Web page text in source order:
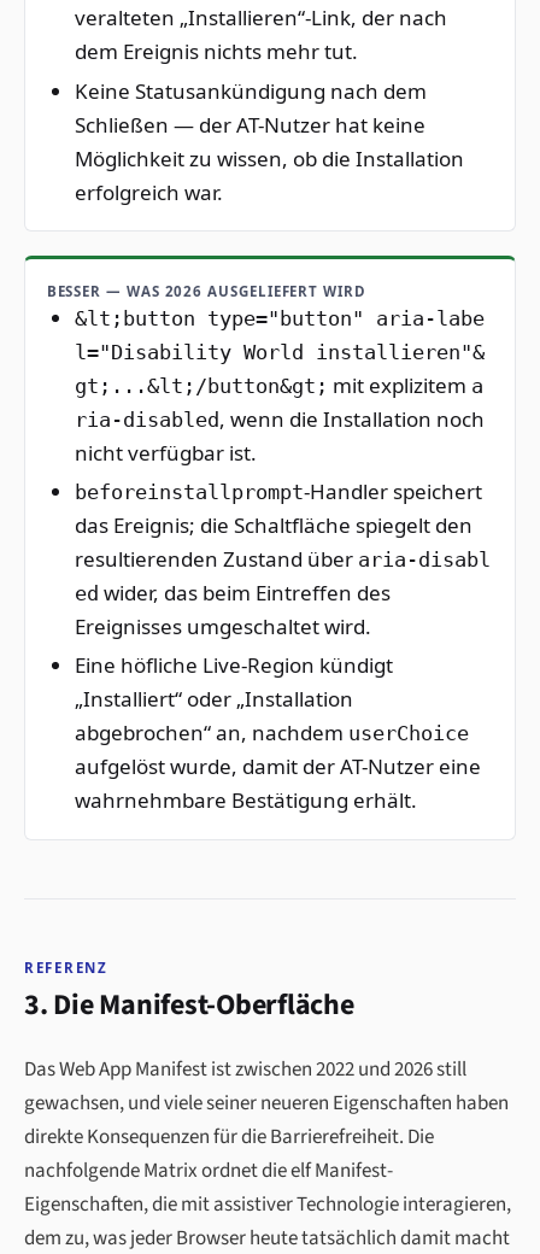
veralteten „Installieren“-Link, der nach
dem Ereignis nichts mehr tut.
Keine Statusankündigung nach dem
Schließen — der AT-Nutzer hat keine
Möglichkeit zu wissen, ob die Installation
erfolgreich war.
BESSER — WAS 2026 AUSGELIEFERT WIRD
&lt;button type="button" aria-labe
l="Disability World installieren"&
gt;...&lt;/button&gt; mit explizitem a
ria-disabled, wenn die Installation noch
nicht verfügbar ist.
beforeinstallprompt-Handler speichert
das Ereignis; die Schaltfläche spiegelt den
resultierenden Zustand über aria-disabl
ed wider, das beim Eintreffen des
Ereignisses umgeschaltet wird.
Eine höfliche Live-Region kündigt
„Installiert“ oder „Installation
abgebrochen“ an, nachdem userChoice
aufgelöst wurde, damit der AT-Nutzer eine
wahrnehmbare Bestätigung erhält.
REFERENZ
3. Die Manifest-Oberfläche
Das Web App Manifest ist zwischen 2022 und 2026 still
gewachsen, und viele seiner neueren Eigenschaften haben
direkte Konsequenzen für die Barrierefreiheit. Die
nachfolgende Matrix ordnet die elf Manifest-
Eigenschaften, die mit assistiver Technologie interagieren,
dem zu, was jeder Browser heute tatsächlich damit macht